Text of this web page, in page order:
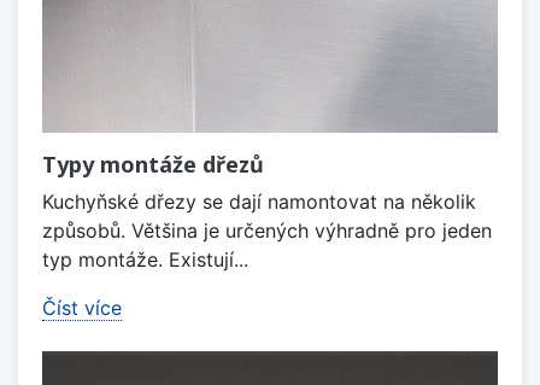
Typy montáže dřezů
Kuchyňské dřezy se dají namontovat na několik
způsobů. Většina je určených výhradně pro jeden
typ montáže. Existují...
Číst více